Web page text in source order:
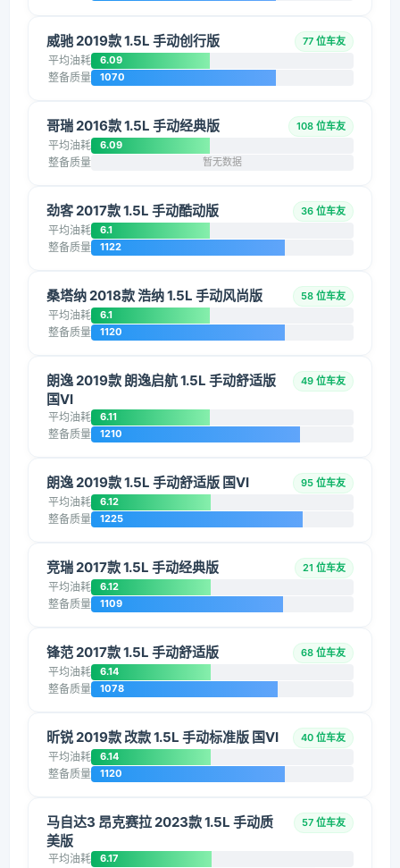
威驰 2019款 1.5L 手动创行版 77 位车友
平均油耗 6.09
整备质量 1070
哥瑞 2016款 1.5L 手动经典版 108 位车友
平均油耗 6.09
整备质量 暂无数据
劲客 2017款 1.5L 手动酷动版 36 位车友
平均油耗 6.1
整备质量 1122
桑塔纳 2018款 浩纳 1.5L 手动风尚版 58 位车友
平均油耗 6.1
整备质量 1120
朗逸 2019款 朗逸启航 1.5L 手动舒适版
国VI
49 位车友
平均油耗 6.11
整备质量 1210
朗逸 2019款 1.5L 手动舒适版 国VI 95 位车友
平均油耗 6.12
整备质量 1225
竞瑞 2017款 1.5L 手动经典版 21 位车友
平均油耗 6.12
整备质量 1109
锋范 2017款 1.5L 手动舒适版 68 位车友
平均油耗 6.14
整备质量 1078
昕锐 2019款 改款 1.5L 手动标准版 国VI 40 位车友
平均油耗 6.14
整备质量 1120
马自达3 昂克赛拉 2023款 1.5L 手动质
美版
57 位车友
平均油耗 6.17